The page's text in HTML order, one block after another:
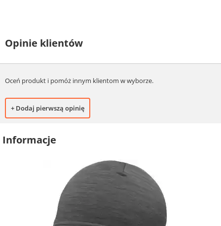
Opinie klientów
Oceń produkt i pomóż innym klientom w wyborze.
+ Dodaj pierwszą opinię
Informacje